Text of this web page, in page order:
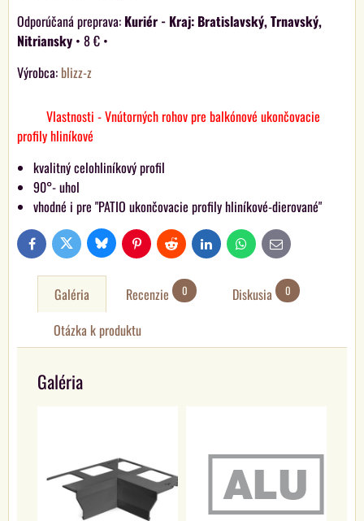
Kuriér - Kraj: Bratislavský, Trnavský,
Nitriansky • 8 € •
Výrobca: blizz-z
Vlastnosti - Vnútorných rohov pre balkónové ukončovacie
profily hliníkové
kvalitný celohliníkový profil
90°- uhol
vhodné i pre "PATIO ukončovacie profily hliníkové-dierované"
FacebookTwitter Bluesky PinterestReddit LinkedIn WhatsAppE-
mail
Galéria Recenzie 0 Diskusia 0
Otázka k produktu
Galéria